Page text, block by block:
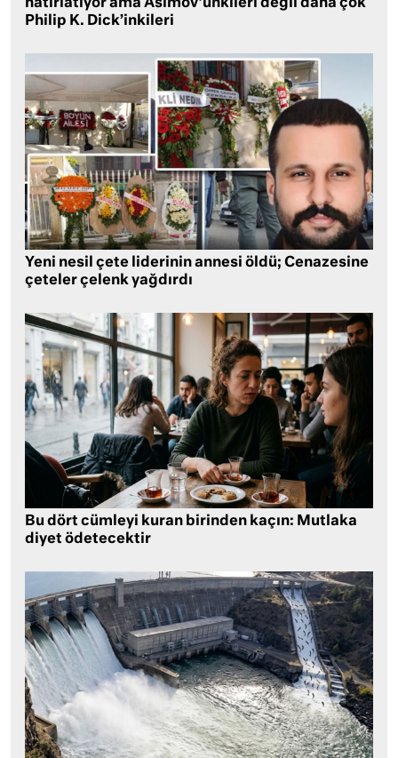
hatırlatıyor ama Asimov’unkileri değil daha çok
Philip K. Dick’inkileri
Yeni nesil çete liderinin annesi öldü; Cenazesine
çeteler çelenk yağdırdı
Bu dört cümleyi kuran birinden kaçın: Mutlaka
diyet ödetecektir